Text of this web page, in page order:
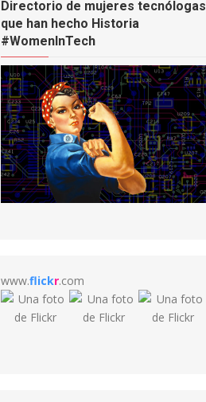
Directorio de mujeres tecnólogas
que han hecho Historia
#WomenInTech
www.flickr.com